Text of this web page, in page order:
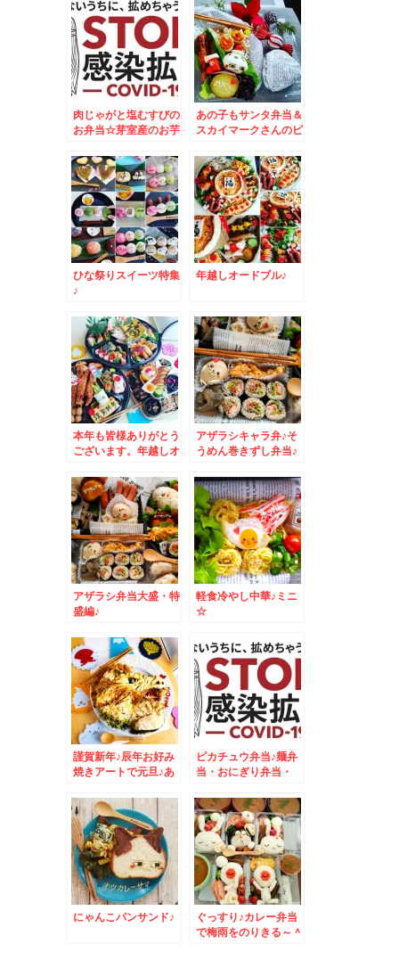
肉じゃがと塩むすびの
お弁当☆芽室産のお芋
～＾＾
あの子もサンタ弁当＆
スカイマークさんのピ
ットカット」ドンだけ
～～～！！！？？？(
´艸｀)
ひな祭りスイーツ特集
♪
年越しオードブル♪
本年も皆様ありがとう
ございます。年越しオ
アザラシキャラ弁♪そ
うめん巻きずし弁当♪
アザラシ弁当大盛・特
盛編♪
軽食冷やし中華♪ミニ
☆
謹賀新年♪辰年お好み
焼きアートで元旦♪あ
ざいます！！
ピカチュウ弁当♪麺弁
当・おにぎり弁当・
色々
にゃんこパンサンド♪
ぐっすり♪カレー弁当
で梅雨をのりきる～＾